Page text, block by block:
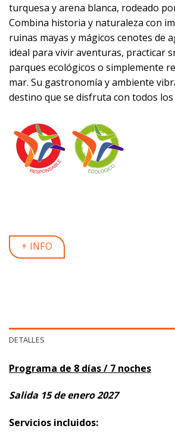
turquesa y arena blanca, rodeado
Combina historia y naturaleza con
ruinas mayas y mágicos cenotes de
ideal para vivir aventuras, practicar
parques ecológicos o simplemente
mar. Su gastronomía y ambiente
destino que se disfruta con todos
+ INFO
DETALLES
Programa de 8 días / 7 noches
Salida 15 de enero 2027
Servicios incluidos: